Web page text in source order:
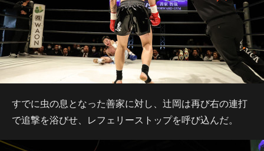
すでに虫の息となった善家に対し、辻岡は再び右の連打
で追撃を浴びせ、レフェリーストップを呼び込んだ。